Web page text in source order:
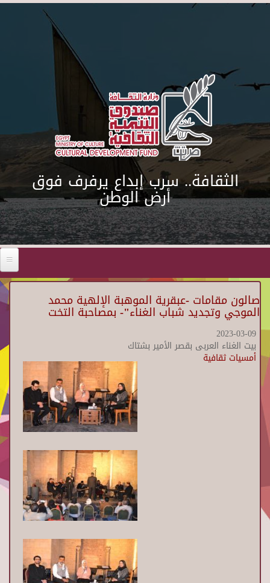
Skip to main content
الثقافة.. سرب إبداع يرفرف فوق
أرض الوطن
صالون مقامات -عبقرية الموهبة الإلهية محمد
الموجي وتجديد شباب الغناء"- بمصاحبة التخت
2023-03-09
بيت الغناء العربى بقصر الأمير بشتاك
أمسيات ثقافية